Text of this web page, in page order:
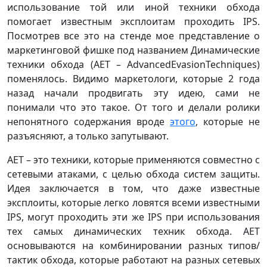
использование той или иной техники обхода
помогает известным эксплоитам проходить IPS.
Посмотрев все это на стенде мое представление о
маркетинговой фишке под названием Динамические
техники обхода (АЕТ – AdvancedEvasionTechniques)
поменялось. Видимо маркетологи, которые 2 года
назад начали продвигать эту идею, сами не
понимали что это такое. От того и делали ролики
непонятного содержания вроде этого, которые не
разъясняют, а только запутывают.
AET – это техники, которые применяются совместно с
сетевыми атаками, с целью обхода систем защиты.
Идея заключается в том, что даже известные
эксплоиты, которые легко ловятся всеми известными
IPS, могут проходить эти же IPS при использования
тех самых динамических техник обхода. AET
основываются на комбинировании разных типов/
тактик обхода, которые работают на разных сетевых